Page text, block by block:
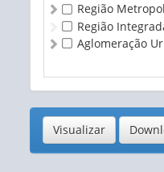
Região
Região
Aglomeração
Visualizar